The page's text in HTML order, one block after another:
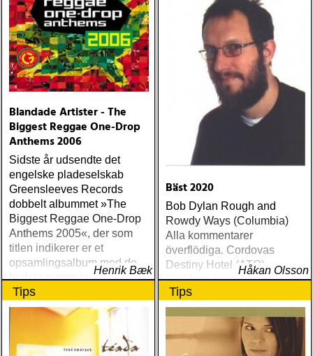
Blandade Artister - The
Biggest Reggae One-Drop
Anthems 2006
Sidste år udsendte det
engelske pladeselskab
Greensleeves Records
dobbelt albummet »The
Biggest Reggae One-Drop
Anthems 2005«, der som
titlen indikerer er et
opsamlingsalbum med de
bedste numre indenfor den
populære reggaestil kaldet
one-drop
Henrik Bæk
Bäst 2020
Bob Dylan Rough and
Rowdy Ways (Columbia)
Alla kommentarer
överflödiga. Cordovas
Destiny Hotel (ATO)
Världens bästa liveband
visar nu klassen även på
skiva
Håkan Olsson
Tips Tips